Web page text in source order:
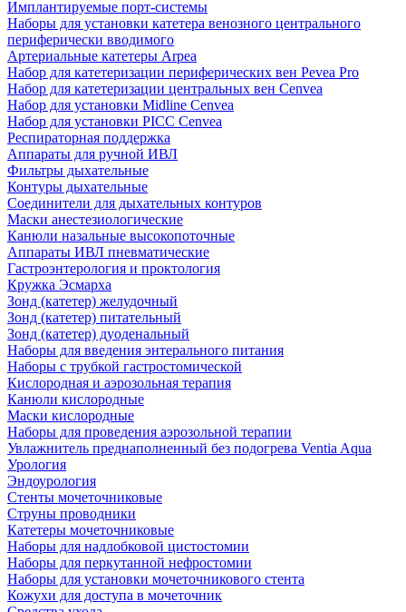
Имплантируемые порт‑системы
Наборы для установки катетера венозного центрального
периферически вводимого
Артериальные катетеры Arpea
Набор для катетеризации периферических вен Pevea Pro
Набор для катетеризации центральных вен Cenvea
Набор для установки Midline Cenvea
Набор для установки PICC Cenvea
Респираторная поддержка
Аппараты для ручной ИВЛ
Фильтры дыхательные
Контуры дыхательные
Соединители для дыхательных контуров
Маски анестезиологические
Канюли назальные высокопоточные
Аппараты ИВЛ пневматические
Гастроэнтерология и проктология
Кружка Эсмарха
Зонд (катетер) желудочный
Зонд (катетер) питательный
Зонд (катетер) дуоденальный
Наборы для введения энтерального питания
Наборы с трубкой гастростомической
Кислородная и аэрозольная терапия
Канюли кислородные
Маски кислородные
Наборы для проведения аэрозольной терапии
Увлажнитель преднаполненный без подогрева Ventia Aqua
Урология
Эндоурология
Стенты мочеточниковые
Струны проводники
Катетеры мочеточниковые
Наборы для надлобковой цистостомии
Наборы для перкутанной нефростомии
Наборы для установки мочеточникового стента
Кожухи для доступа в мочеточник